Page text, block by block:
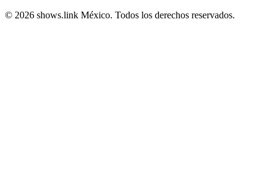
© 2026 shows.link México. Todos los derechos reservados.